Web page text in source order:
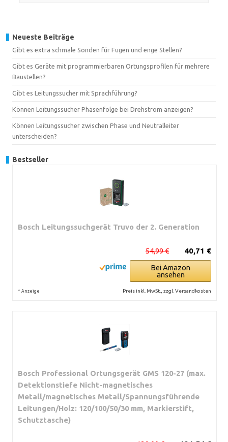
Neueste Beiträge
Gibt es extra schmale Sonden für Fugen und enge Stellen?
Gibt es Geräte mit programmierbaren Ortungsprofilen für mehrere
Baustellen?
Gibt es Leitungssucher mit Sprachführung?
Können Leitungssucher Phasenfolge bei Drehstrom anzeigen?
Können Leitungssucher zwischen Phase und Neutralleiter
unterscheiden?
Bestseller
Bosch Leitungssuchgerät Truvo der 2. Generation
40,71 €
54,99 €
Bei Amazon
ansehen
* Anzeige Preis inkl. MwSt., zzgl. Versandkosten
Bosch Professional Ortungsgerät GMS 120-27 (max.
Detektionstiefe Nicht-magnetisches
Metall/magnetisches Metall/Spannungsführende
Leitungen/Holz: 120/100/50/30 mm, Markierstift,
Schutztasche)